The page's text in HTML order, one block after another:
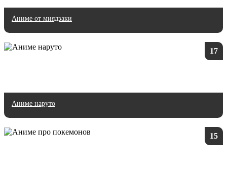
Аниме от миядзаки
17
Аниме наруто
15